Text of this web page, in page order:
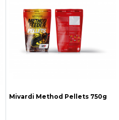
Mivardi Method Pellets 750g